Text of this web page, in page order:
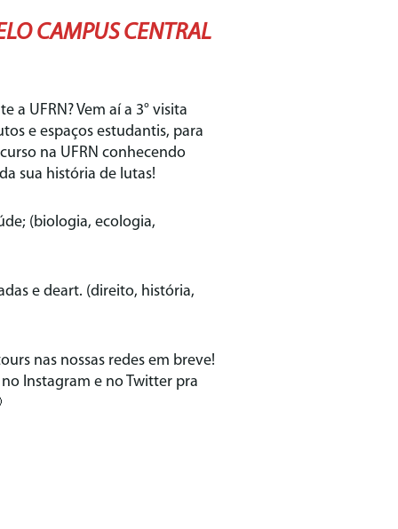
CAMPUS CENTRAL
a UFRN? Vem aí a 3° visita
e espaços estudantis, para
na UFRN conhecendo
sua história de lutas!
(biologia, ecologia,
e deart. (direito, história,
nas nossas redes em breve!
Instagram e no Twitter pra